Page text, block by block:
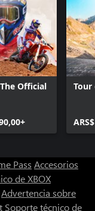
Official
Tour
Pass Accesorios
de XBOX
Advertencia sobre
Soporte técnico de